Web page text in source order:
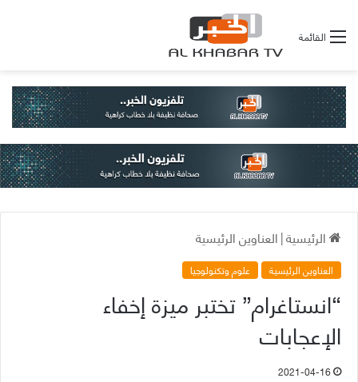
القائمة
الرئيسية|العناوين الرئيسية
العناوين الرئيسية علوم وتكنولوجيا
“انستاغرام” تختبر ميزة إخفاء
الإعجابات
2021-04-16